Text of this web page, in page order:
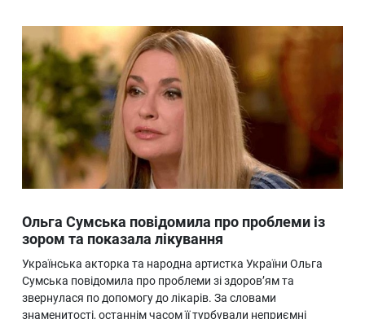
Ольга Сумська повідомила про проблеми із
зором та показала лікування
Українська акторка та народна артистка України Ольга
Сумська повідомила про проблеми зі здоров’ям та
звернулася по допомогу до лікарів. За словами
знаменитості, останнім часом її турбували неприємні